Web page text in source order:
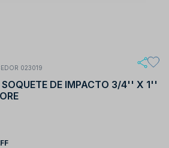
023019
DE IMPACTO 3/4'' X 1''